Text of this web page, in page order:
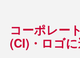
コーポレー
(CI)・ロゴ